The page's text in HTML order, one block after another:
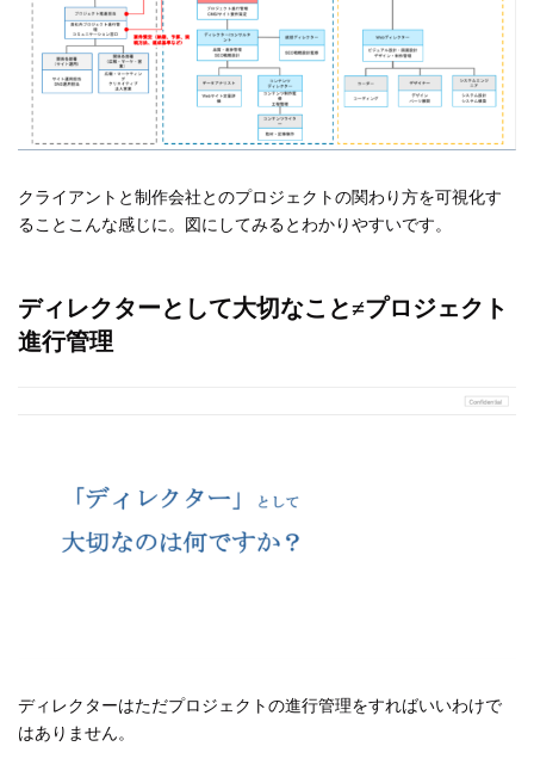
クライアントと制作会社とのプロジェクトの関わり方を可視化す
ることこんな感じに。図にしてみるとわかりやすいです。
ディレクターとして大切なこと≠プロジェクト
進行管理
ディレクターはただプロジェクトの進行管理をすればいいわけで
はありません。